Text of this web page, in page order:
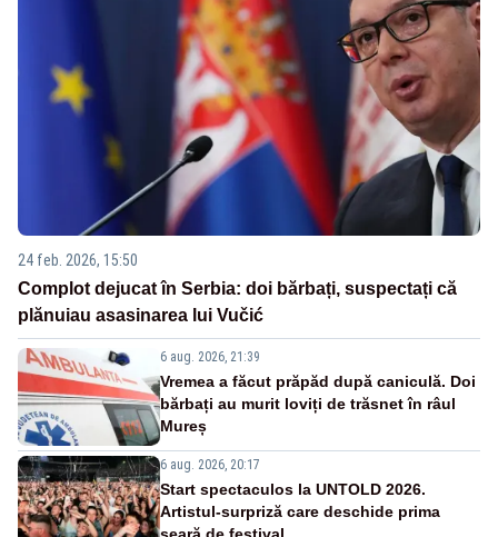
24 feb. 2026, 15:50
Complot dejucat în Serbia: doi bărbați, suspectați că
plănuiau asasinarea lui Vučić
6 aug. 2026, 21:39
Vremea a făcut prăpăd după caniculă. Doi
bărbați au murit loviți de trăsnet în râul
Mureș
6 aug. 2026, 20:17
Start spectaculos la UNTOLD 2026.
Artistul-surpriză care deschide prima
seară de festival